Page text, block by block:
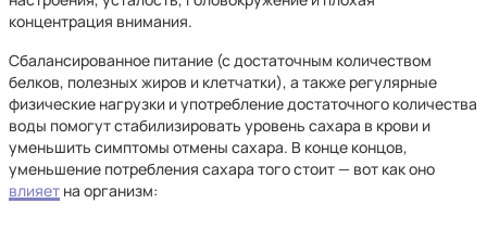
концентрация внимания.
Сбалансированное питание (с достаточным количеством
белков, полезных жиров и клетчатки), а также регулярные
физические нагрузки и употребление достаточного количества
воды помогут стабилизировать уровень сахара в крови и
уменьшить симптомы отмены сахара. В конце концов,
уменьшение потребления сахара того стоит — вот как оно
влияет на организм: